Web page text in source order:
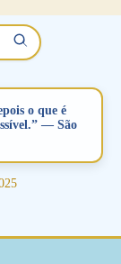
Não perca
Marcelo,
Você que
amigo:
por nós
no Amor Materno
do Padre
o que é
— São